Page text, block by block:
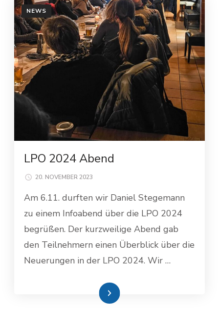
NEWS
LPO 2024 Abend
20. NOVEMBER 2023
Am 6.11. durften wir Daniel Stegemann
zu einem Infoabend über die LPO 2024
begrüßen. Der kurzweilige Abend gab
den Teilnehmern einen Überblick über die
Neuerungen in der LPO 2024. Wir …
Weiterlesen